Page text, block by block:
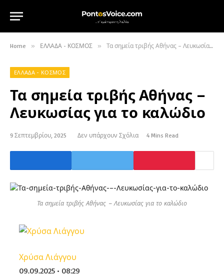
Home » ΕΛΛΑΔΑ - ΚΟΣΜΟΣ » Τα σημεία τριβής Αθήνας – Λευκωσίας για το καλώδιο
ΕΛΛΑΔΑ - ΚΟΣΜΟΣ
Τα σημεία τριβής Αθήνας –
Λευκωσίας για το καλώδιο
9 Σεπτεμβρίου, 2025 Δεν υπάρχουν Σχόλια 4 Mins Read
Τα σημεία τριβής Αθήνας – Λευκωσίας για το καλώδιο
Χρύσα Λιάγγου
09.09.2025 • 08:29